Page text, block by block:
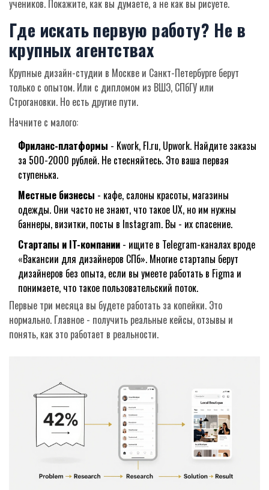
учеников. Покажите, как вы думаете, а не как вы рисуете.
Где искать первую работу? Не в
крупных агентствах
Крупные дизайн-студии в Москве и Санкт-Петербурге берут
только с опытом. Или с дипломом из ВШЭ, СПбГУ или
Строгановки. Но есть другие пути.
Начните с малого:
Фриланс-платформы - Kwork, Fl.ru, Upwork. Найдите заказы
за 500-2000 рублей. Не стесняйтесь. Это ваша первая
ступенька.
Местные бизнесы - кафе, салоны красоты, магазины
одежды. Они часто не знают, что такое UX, но им нужны
баннеры, визитки, посты в Instagram. Вы - их спасение.
Стартапы и IT-компании - ищите в Telegram-каналах вроде
«Вакансии для дизайнеров СПб». Многие стартапы берут
дизайнеров без опыта, если вы умеете работать в Figma и
понимаете, что такое пользовательский поток.
Первые три месяца вы будете работать за копейки. Это
нормально. Главное - получить реальные кейсы, отзывы и
понять, как это работает в реальности.